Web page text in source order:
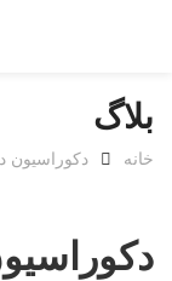
بلاگ
خانه دکوراسیون